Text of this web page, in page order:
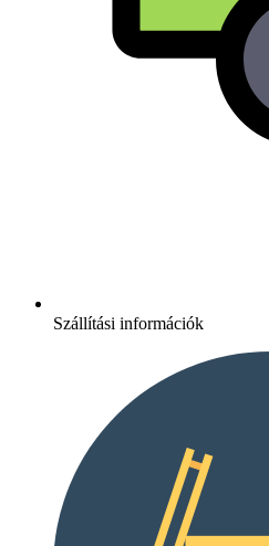
Szállítási információk